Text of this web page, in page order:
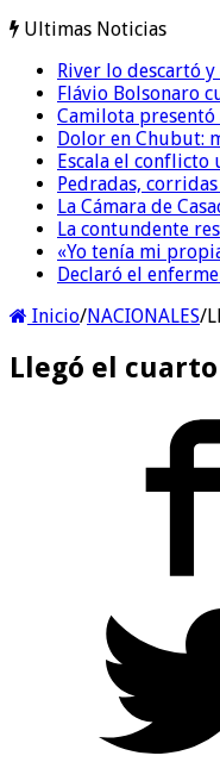
Ultimas Noticias
River lo descartó
Flávio Bolsonaro
Camilota presentó
Dolor en Chubut:
Escala el
Pedradas,
La Cámara de
La contundente
«Yo tenía mi
Declaró el
Inicio/NACIONALES/
Llegó el